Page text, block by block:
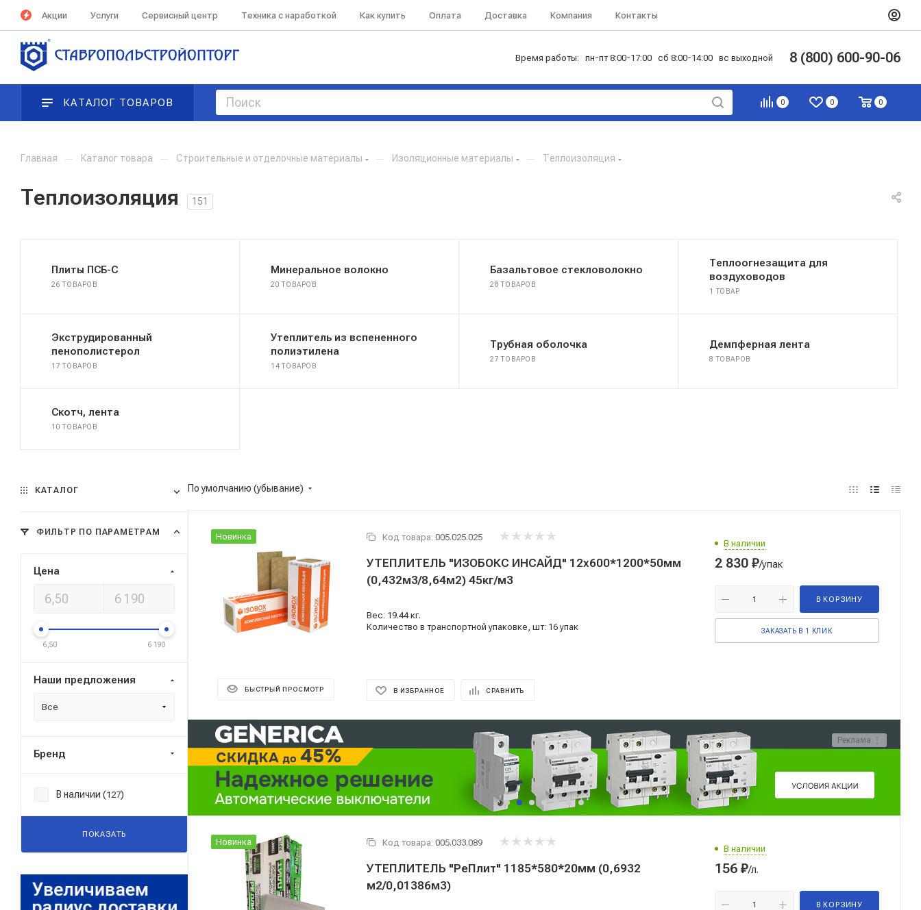
Акции Услуги Сервисный центр Техника с наработкой Как купить Оплата Доставка Компания Контакты
Время работы: пн-пт 8:00-17:00 сб 8:00-14:00 вс выходной 8 (800) 600-90-06
0 0 0
КАТАЛОГ ТОВАРОВ
Главная — Каталог товара — Строительные и отделочные материалы — Изоляционные материалы — Теплоизоляция
Теплоизоляция 151
Плиты ПСБ-С
26 ТОВАРОВ
Минеральное волокно
20 ТОВАРОВ
Базальтовое стекловолокно
28 ТОВАРОВ
Теплоогнезащита для
воздуховодов
1 ТОВАР
Экструдированный
пенополистерол
17 ТОВАРОВ
Утеплитель из вспененного
полиэтилена
14 ТОВАРОВ
Трубная оболочка
27 ТОВАРОВ
Демпферная лента
8 ТОВАРОВ
Скотч, лента
10 ТОВАРОВ
По умолчанию (убывание)
Новинка
БЫСТРЫЙ ПРОСМОТР
Код товара: 005.025.025
УТЕПЛИТЕЛЬ "ИЗОБОКС ИНСАЙД" 12х600*1200*50мм
(0,432м3/8,64м2) 45кг/м3
Вес: 19.44 кг.
Количество в транспортной упаковке, шт: 16 упак
В ИЗБРАННОЕ СРАВНИТЬ
В наличии
2 830 ₽/упак
В КОРЗИНУ
ЗАКАЗАТЬ В 1 КЛИК
Реклама ⋮
Новинка Код товара: 005.033.089
УТЕПЛИТЕЛЬ "РеПлит" 1185*580*20мм (0,6932
м2/0,01386м3)
В наличии
156 ₽/л.
В КОРЗИНУ
КАТАЛОГ
ФИЛЬТР ПО ПАРАМЕТРАМ
Цена
6,50 6 190
Наши предложения
Все
Бренд
В наличии (127)
ПОКАЗАТЬ